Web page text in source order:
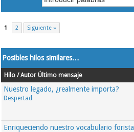
1 2 Siguiente »
Posibles hilos similares…
Hilo / Autor Último mensaje
Nuestro legado, ¿realmente importa?
Despertad
Enriqueciendo nuestro vocabulario forista